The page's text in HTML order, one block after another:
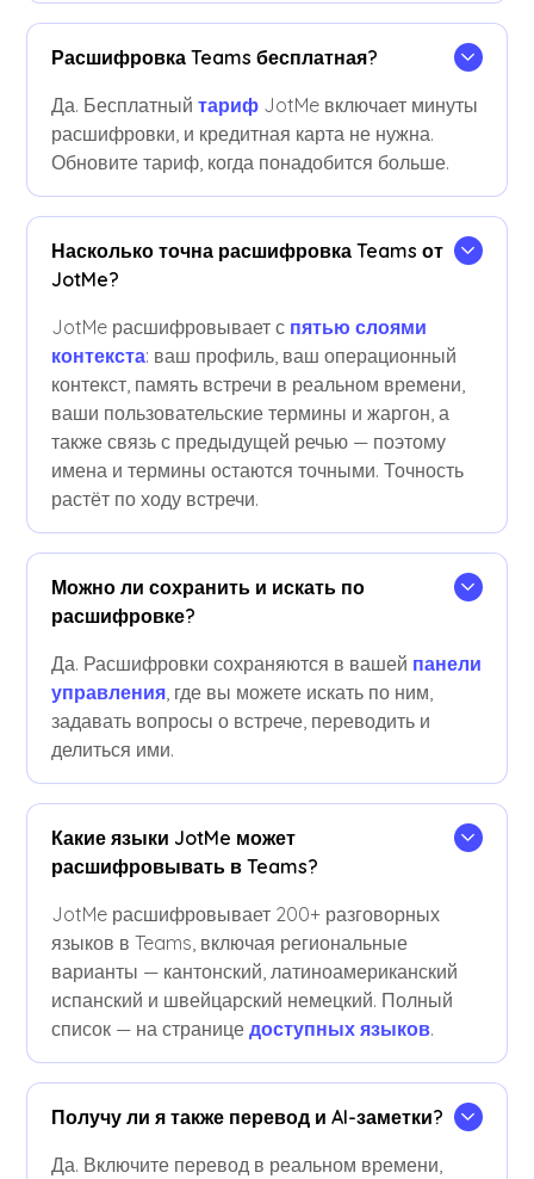
Расшифровка Teams бесплатная?
Да. Бесплатныйтариф JotMe включает минуты
расшифровки, и кредитная карта не нужна.
Обновите тариф, когда понадобится больше.
Насколько точна расшифровка Teams от
JotMe?
JotMe расшифровывает с пятью слоями
контекста: ваш профиль, ваш операционный
контекст, память встречи в реальном времени,
ваши пользовательские термины и жаргон, а
также связь с предыдущей речью — поэтому
имена и термины остаются точными. Точность
растёт по ходу встречи.
Можно ли сохранить и искать по
расшифровке?
Да. Расшифровки сохраняются в вашей панели
управления, где вы можете искать по ним,
задавать вопросы о встрече, переводить и
делиться ими.
Какие языки JotMe может
расшифровывать в Teams?
JotMe расшифровывает 200+ разговорных
языков в Teams, включая региональные
варианты — кантонский, латиноамериканский
испанский и швейцарский немецкий. Полный
список — на страницедоступных языков.
Получу ли я также перевод и AI-заметки?
Да. Включите перевод в реальном времени,